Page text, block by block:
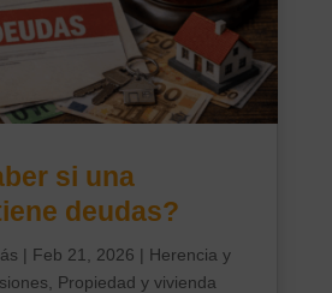
si una
deudas?
| Feb 21, 2026 | Herencia y
Propiedad y vivienda